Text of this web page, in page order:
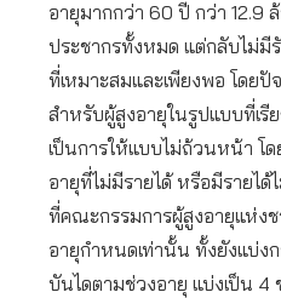
อายุมากกว่า 60 ปี กว่า 12.9
ประชากรทั้งหมด แต่กลับไม่มี
ที่เหมาะสมและเพียงพอ โดย
สำหรับผู้สูงอายุในรูปแบบที่เรี
เป็นการให้แบบไม่ถ้วนหน้า โด
อายุที่ไม่มีรายได้ หรือมีรายไ
ที่คณะกรรมการผู้สูงอายุแห่ง
อายุกำหนดเท่านั้น ทั้งยังแบ่ง
บันไดตามช่วงอายุ แบ่งเป็น 4